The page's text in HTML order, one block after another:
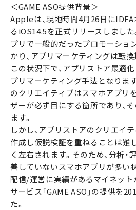
＜GAME ASO提供背景＞
Appleは、現地時間4月26日に
るiOS14.5を正式リリースしました
プリで一般的だったプロモーショ
かり、アプリマーケティングは転換
この状況下で、アプリストア最適化
プリマーケティング手法となりま
のクリエイティブはスマホアプリ
ザーが必ず目にする箇所であり、
ます。
しかし、アプリストアのクリエイ
作成し仮説検証を重ねることは難
く左右されます。そのため、分析・
善していないスマホアプリが多い
配信/運営に実績があるマイネッ
サービス「GAME ASO」の提供を
た。